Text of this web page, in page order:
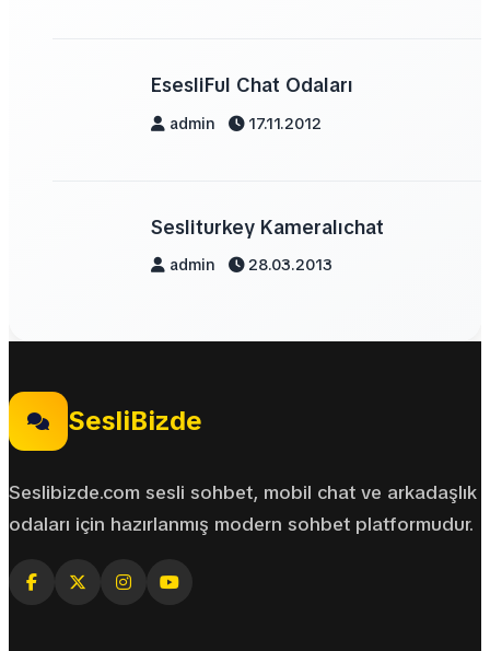
EsesliFul Chat Odaları
admin 17.11.2012
Sesliturkey Kameralıchat
admin 28.03.2013
SesliBizde
Seslibizde.com sesli sohbet, mobil chat ve arkadaşlık
odaları için hazırlanmış modern sohbet platformudur.